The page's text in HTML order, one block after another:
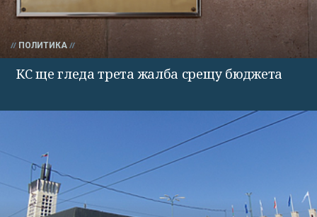
ПОЛИТИКА
КС ще гледа трета жалба срещу бюджета